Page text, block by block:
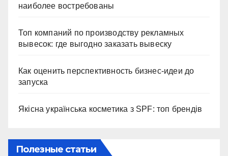
наиболее востребованы
Топ компаний по производству рекламных
вывесок: где выгодно заказать вывеску
Как оценить перспективность бизнес-идеи до
запуска
Якісна українська косметика з SPF: топ брендів
Полезные статьи